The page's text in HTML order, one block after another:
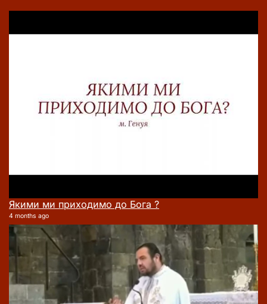
Якими ми приходимо до Бога ?
4 months ago